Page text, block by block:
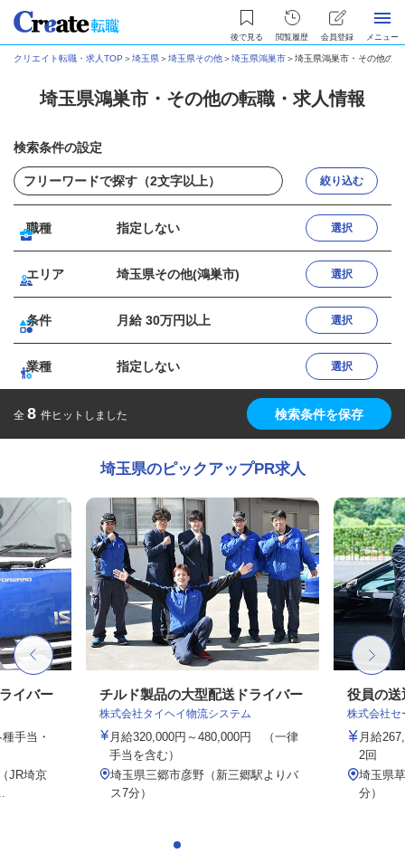
後で見る 閲覧履歴 会員登録 メニュー
クリエイト転職・求人TOP ＞埼玉県＞埼玉県その他＞埼玉県鴻巣市＞埼玉県鴻巣市・その他の
埼玉県鴻巣市・その他の転職・求人情報
検索条件の設定
絞り込む
職種 指定しない 選択
エリア 埼玉県その他(鴻巣市) 選択
条件 月給 30万円以上 選択
業種 指定しない 選択
全 8 件ヒットしました 検索条件を保存
埼玉県のピックアップPR求人
イバー
手当・
JR埼京
チルド製品の大型配送ドライバー
株式会社タイヘイ物流システム
月給320,000円～480,000円 （一律
手当を含む）
埼玉県三郷市彦野（新三郷駅よりバ
ス7分）
役員の送
株式会社
月給
2回
埼玉県
分）